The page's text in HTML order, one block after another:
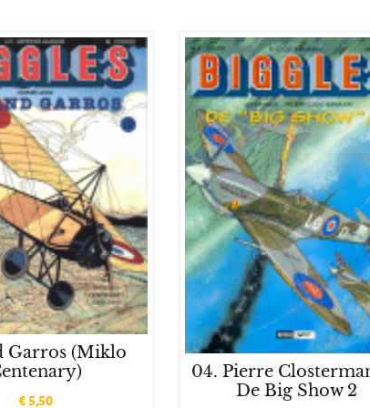
Garros (Miklo
€5,50
04. Pierre
De Big Show 2